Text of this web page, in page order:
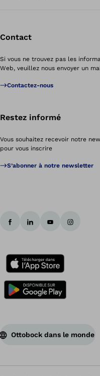
Contact
Si vous ne trouvez pas les
Web, veuillez nous envoyer un
Contactez-nous
Restez informé
Vous souhaitez recevoir notre
pour vous inscrire
S’abonner à notre newsletter
Ottobock dans le monde